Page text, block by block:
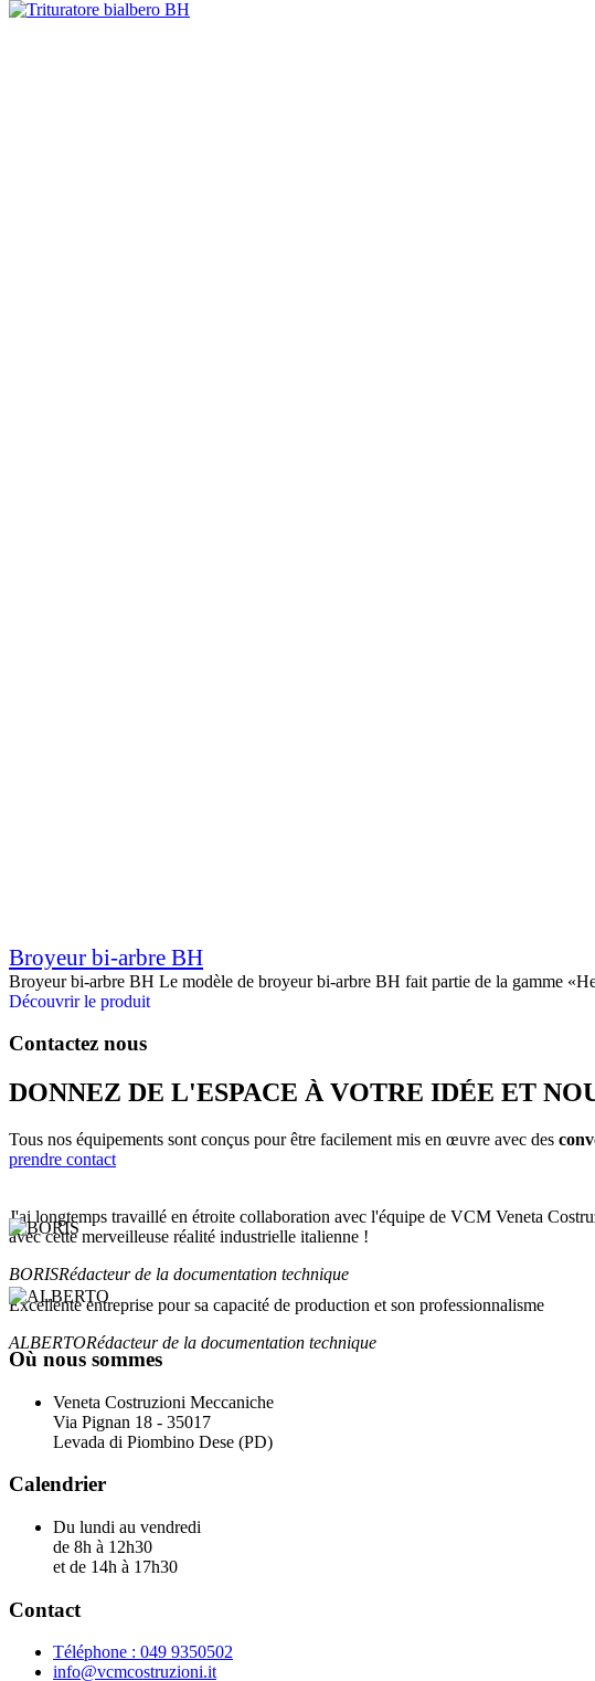
Broyeur bi-arbre BH
Broyeur bi-arbre BH Le modèle de broyeur bi-arbre BH fait partie de la gamme
Découvrir le produit
Contactez nous
DONNEZ DE L'ESPACE À VOTRE IDÉE ET
Tous nos équipements sont conçus pour être facilement mis en œuvre avec des
prendre contact
J'ai longtemps travaillé en étroite collaboration avec l'équipe de VCM Veneta
avec cette merveilleuse réalité industrielle italienne !
BORISRédacteur de la documentation technique
Excellente entreprise pour sa capacité de production et son professionnalisme
ALBERTORédacteur de la documentation technique
Où nous sommes
Veneta Costruzioni Meccaniche
Via Pignan 18 - 35017
Levada di Piombino Dese (PD)
Calendrier
Du lundi au vendredi
de 8h à 12h30
et de 14h à 17h30
Contact
Téléphone : 049 9350502
info@vcmcostruzioni.it